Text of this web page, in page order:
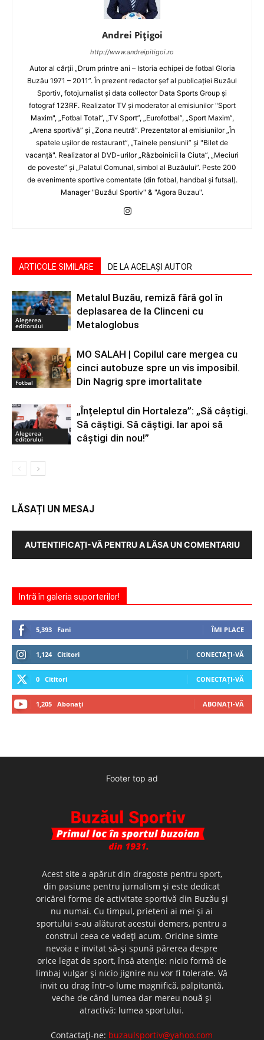
Andrei Pițigoi
http://www.andreipitigoi.ro
Autor al cărţii „Drum printre ani – Istoria echipei de fotbal Gloria
Buzău 1971 – 2011”. În prezent redactor şef al publicaţiei Buzăul
Sportiv, fotojurnalist şi data collector Data Sports Group şi
fotograf 123RF. Realizator TV şi moderator al emisiunilor "Sport
Maxim", „Fotbal Total”, „TV Sport”, „Eurofotbal”, „Sport Maxim”,
„Arena sportivă” şi „Zona neutră”. Prezentator al emisiunilor „În
spatele uşilor de restaurant”, „Tainele pensiunii” şi "Bilet de
vacanţă". Realizator al DVD-urilor „Războinicii la Ciuta”, „Meciuri
de poveste” şi „Palatul Comunal, simbol al Buzăului”. Peste 200
de evenimente sportive comentate (din fotbal, handbal şi futsal).
Manager "Buzăul Sportiv" & "Agora Buzau".
ARTICOLE SIMILARE DE LA ACELAȘI AUTOR
Alegerea
editorului
Metalul Buzău, remiză fără gol în
deplasarea de la Clinceni cu
Metaloglobus
Fotbal
MO SALAH | Copilul care mergea cu
cinci autobuze spre un vis imposibil.
Din Nagrig spre imortalitate
Alegerea
editorului
„Înțeleptul din Hortaleza”: „Să câștigi.
Să câștigi. Să câștigi. Iar apoi să
câștigi din nou!”
LĂSAȚI UN MESAJ
AUTENTIFICAȚI-VĂ PENTRU A LĂSA UN COMENTARIU
Intră în galeria suporterilor!
5,393 Fani ÎMI PLACE
1,124 Cititori CONECTAȚI-VĂ
0 Cititori CONECTAȚI-VĂ
1,205 Abonați ABONAȚI-VĂ
Footer top ad
Acest site a apărut din dragoste pentru sport,
din pasiune pentru jurnalism şi este dedicat
oricărei forme de activitate sportivă din Buzău şi
nu numai. Cu timpul, prieteni ai mei şi ai
sportului s-au alăturat acestui demers, pentru a
construi ceea ce vedeţi acum. Oricine simte
nevoia e invitat să-şi spună părerea despre
orice legat de sport, însă atenţie: nicio formă de
limbaj vulgar şi nicio jignire nu vor fi tolerate. Vă
invit cu drag într-o lume magnifică, palpitantă,
veche de când lumea dar mereu nouă şi
atractivă: lumea sportului.
Contactați-ne: buzaulsportiv@yahoo.com